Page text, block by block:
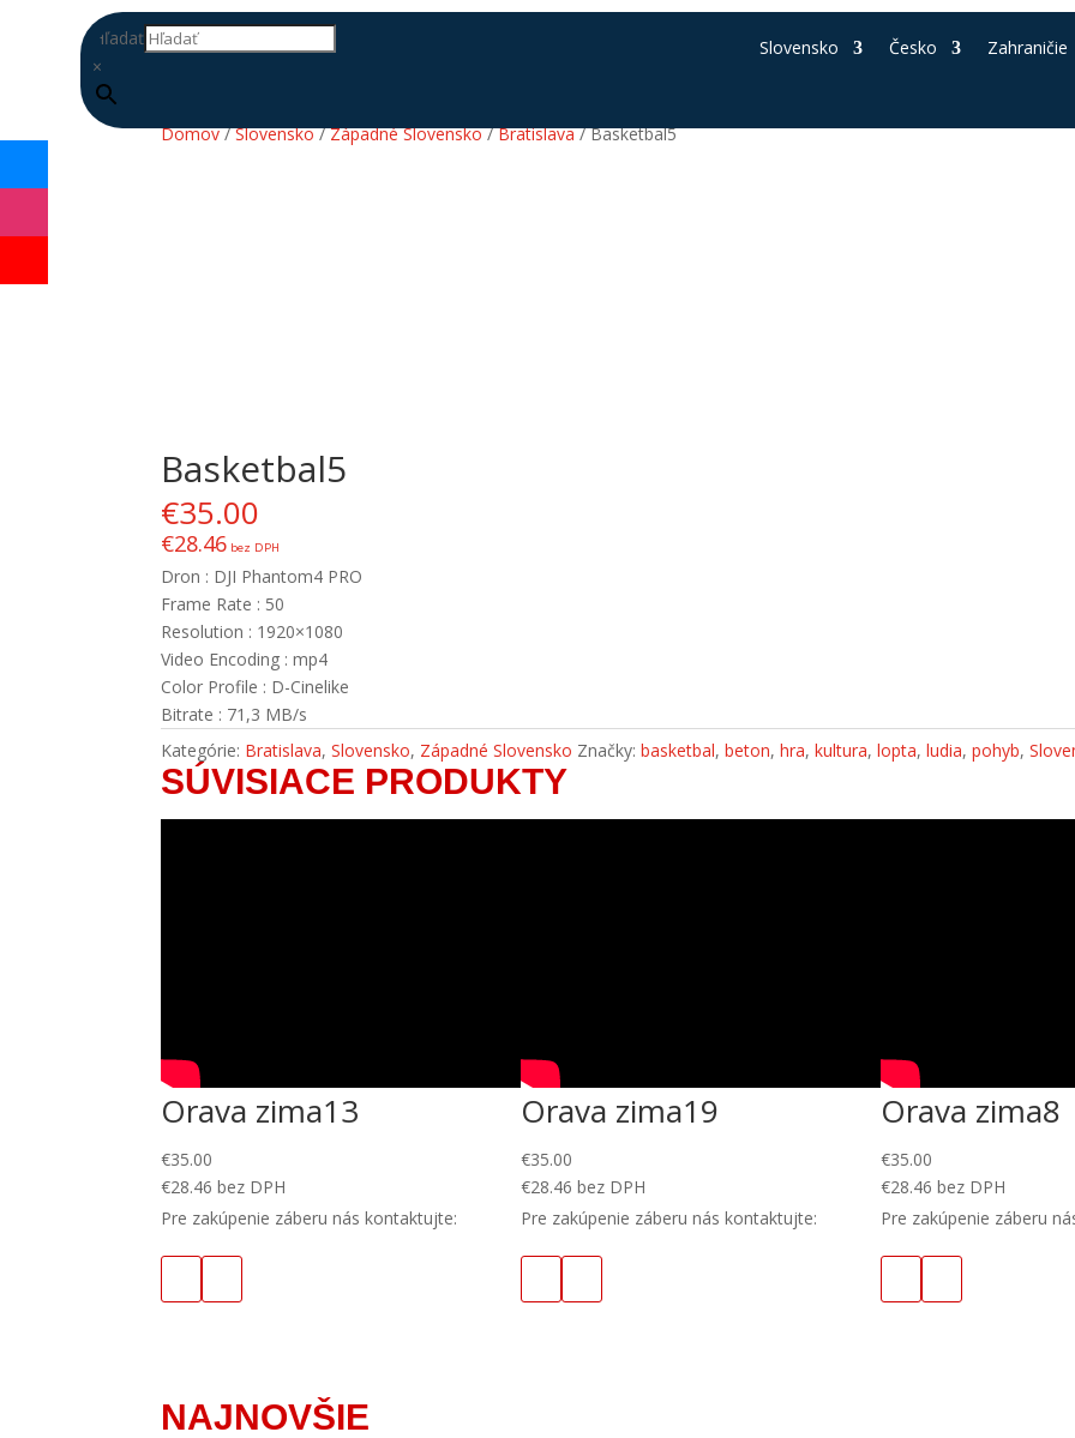
Hľadať
×
Slovensko Česko Zahraničie
Domov/Slovensko/Západné Slovensko/Bratislava/ Basketbal5
Basketbal5
€35.00
€28.46 bez DPH
Dron : DJI Phantom4 PRO
Frame Rate : 50
Resolution : 1920×1080
Video Encoding : mp4
Color Profile : D-Cinelike
Bitrate : 71,3 MB/s
Kategórie: Bratislava,Slovensko, Západné Slovensko Značky:basketbal,beton,hra,kultura,lopta,ludia,pohyb,
SÚVISIACE PRODUKTY
Orava zima13
€35.00
€28.46 bez DPH
Pre zakúpenie záberu nás kontaktujte:
Orava zima19
€35.00
€28.46 bez DPH
Pre zakúpenie záberu nás kontaktujte:
Orava zima8
€35.00
€28.46 bez DPH
Pre zakúpenie záberu
NAJNOVŠIE